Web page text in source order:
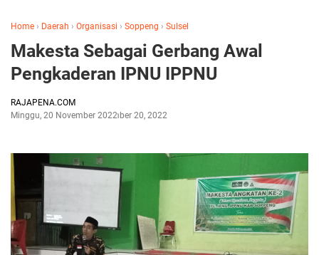
Home › Daerah › Organisasi › Soppeng › Sulsel
Makesta Sebagai Gerbang Awal
Pengkaderan IPNU IPPNU
RAJAPENA.COM
Minggu, 20 November 2022November 20, 2022